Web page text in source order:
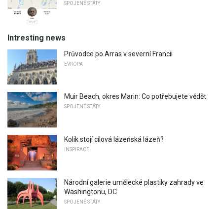
SPOJENÉ STÁTY
Intresting news
Průvodce po Arras v severní Francii
EVROPA
Muir Beach, okres Marin: Co potřebujete vědět
SPOJENÉ STÁTY
Kolik stojí cílová lázeňská lázeň?
INSPIRACE
Národní galerie umělecké plastiky zahrady ve
Washingtonu, DC
SPOJENÉ STÁTY